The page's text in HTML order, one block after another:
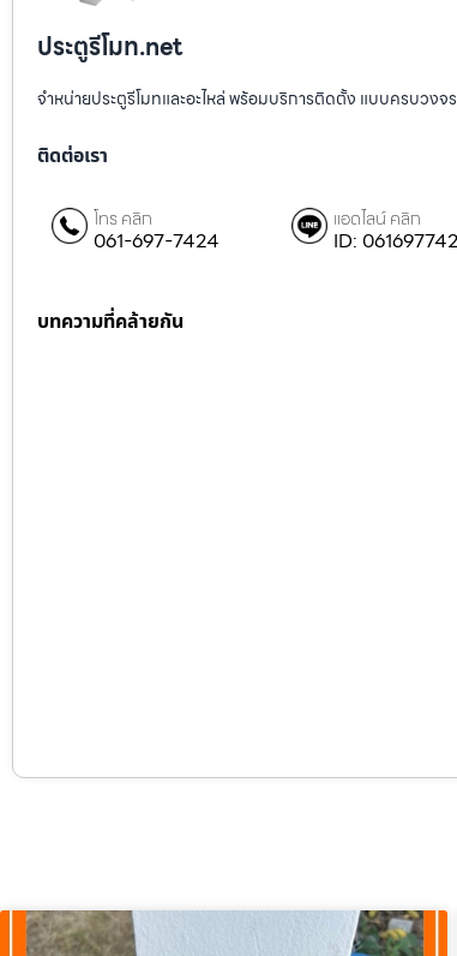
ประตูรีโมท.net
จำหน่ายประตูรีโมทและอะไหล่ พร้อมบริการติดตั้ง แบบครบวงจ
ติดต่อเรา
โทร คลิก
061-697-7424
แอดไลน์ คลิก
ID:
บทความที่คล้ายกัน